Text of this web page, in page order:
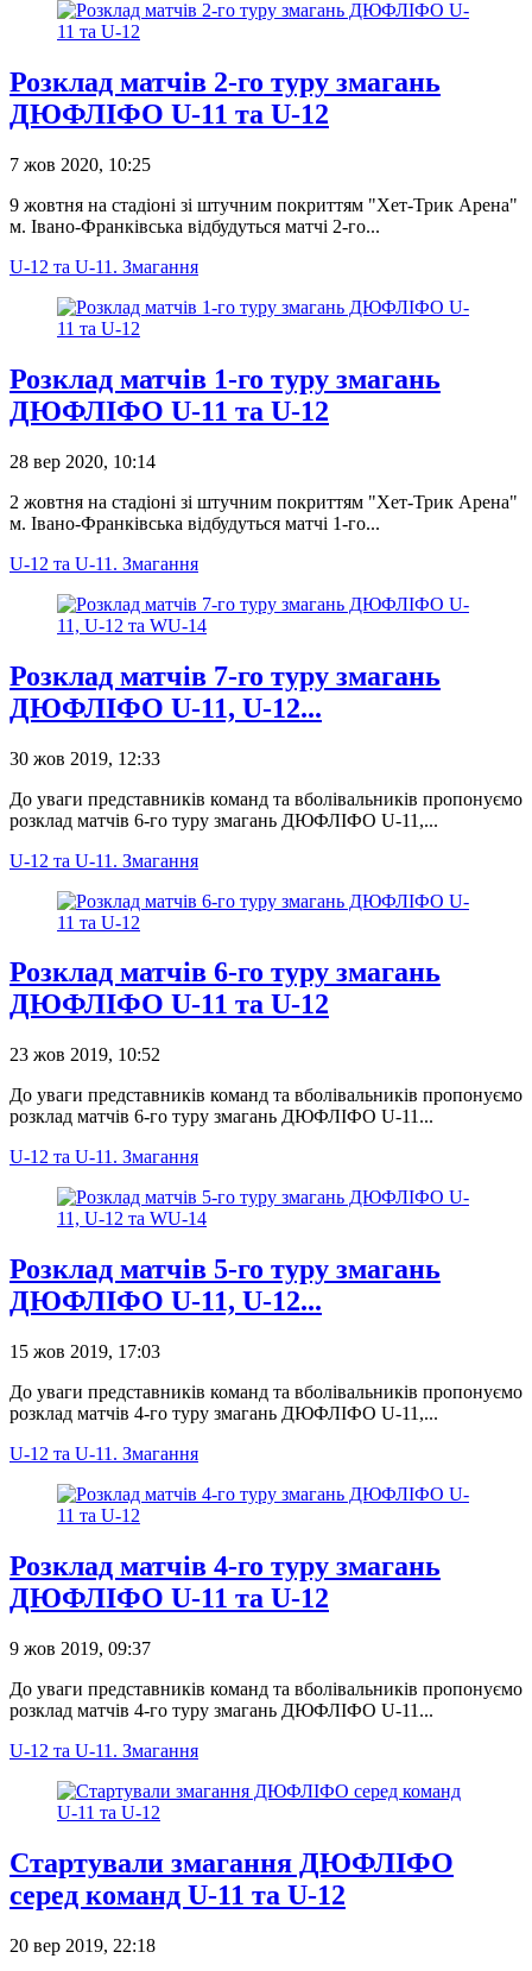
Розклад матчів 2-го туру змагань
ДЮФЛІФО U-11 та U-12
7 жов 2020, 10:25
9 жовтня на стадіоні зі штучним покриттям "Хет-Трик Арена"
м. Івано-Франківська відбудуться матчі 2-го...
U-12 та U-11. Змагання
Розклад матчів 1-го туру змагань
ДЮФЛІФО U-11 та U-12
28 вер 2020, 10:14
2 жовтня на стадіоні зі штучним покриттям "Хет-Трик Арена"
м. Івано-Франківська відбудуться матчі 1-го...
U-12 та U-11. Змагання
Розклад матчів 7-го туру змагань
ДЮФЛІФО U-11, U-12...
30 жов 2019, 12:33
До уваги представників команд та вболівальників пропонуємо
розклад матчів 6-го туру змагань ДЮФЛІФО U-11,...
U-12 та U-11. Змагання
Розклад матчів 6-го туру змагань
ДЮФЛІФО U-11 та U-12
23 жов 2019, 10:52
До уваги представників команд та вболівальників пропонуємо
розклад матчів 6-го туру змагань ДЮФЛІФО U-11...
U-12 та U-11. Змагання
Розклад матчів 5-го туру змагань
ДЮФЛІФО U-11, U-12...
15 жов 2019, 17:03
До уваги представників команд та вболівальників пропонуємо
розклад матчів 4-го туру змагань ДЮФЛІФО U-11,...
U-12 та U-11. Змагання
Розклад матчів 4-го туру змагань
ДЮФЛІФО U-11 та U-12
9 жов 2019, 09:37
До уваги представників команд та вболівальників пропонуємо
розклад матчів 4-го туру змагань ДЮФЛІФО U-11...
U-12 та U-11. Змагання
Стартували змагання ДЮФЛІФО
серед команд U-11 та U-12
20 вер 2019, 22:18